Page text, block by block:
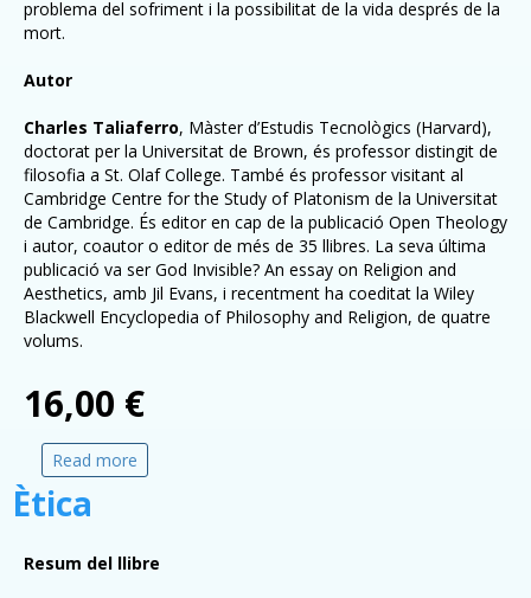
problema del sofriment i la possibilitat de la vida després de la
mort.
Autor
Charles Taliaferro, Màster d’Estudis Tecnològics (Harvard),
doctorat per la Universitat de Brown, és professor distingit de
filosofia a St. Olaf College. També és professor visitant al
Cambridge Centre for the Study of Platonism de la Universitat
de Cambridge. És editor en cap de la publicació Open Theology
i autor, coautor o editor de més de 35 llibres. La seva última
publicació va ser God Invisible? An essay on Religion and
Aesthetics, amb Jil Evans, i recentment ha coeditat la Wiley
Blackwell Encyclopedia of Philosophy and Religion, de quatre
volums.
16,00 €
Read more
Ètica
Resum del llibre